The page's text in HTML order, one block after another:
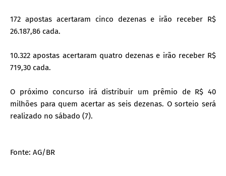
172 apostas acertaram cinco dezenas e irão receber R$
26.187,86 cada.
10.322 apostas acertaram quatro dezenas e irão receber R$
719,30 cada.
O próximo concurso irá distribuir um prêmio de R$ 40
milhões para quem acertar as seis dezenas. O sorteio será
realizado no sábado (7).
Fonte: AG/BR